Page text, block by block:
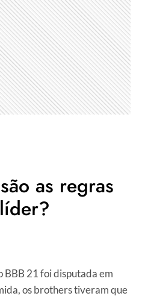
as regras
21 foi disputada em
os brothers tiveram que